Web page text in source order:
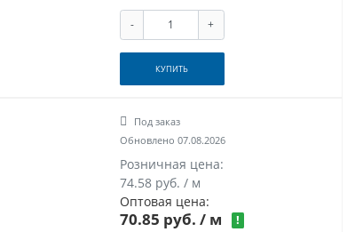
- +
КУПИТЬ
Под заказ
Обновлено 07.08.2026
Розничная цена:
74.58 руб. / м
Оптовая цена:
70.85 руб./ м !